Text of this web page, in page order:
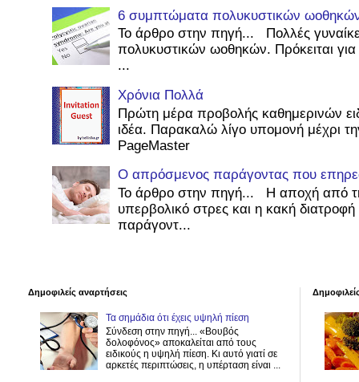
6 συμπτώματα πολυκυστικών
Το άρθρο στην πηγή... Πολλές
πολυκυστικών ωοθηκών. Πρόκειται για
...
Χρόνια Πολλά
Πρώτη μέρα προβολής καθημερινών
ιδέα. Παρακαλώ λίγο υπομονή μέχρι
PageMaster
Ο απρόσμενος παράγοντας που
Το άρθρο στην πηγή... Η αποχή από
υπερβολικό στρες και η κακή διατροφή
παράγοντ...
Δημοφιλείς αναρτήσεις
Τα σημάδια ότι έχεις υψηλή πίεση
Σύνδεση στην πηγή... «Βουβός
δολοφόνος» αποκαλείται από τους
ειδικούς η υψηλή πίεση. Κι αυτό γιατί σε
αρκετές περιπτώσεις, η υπέρταση είναι ...